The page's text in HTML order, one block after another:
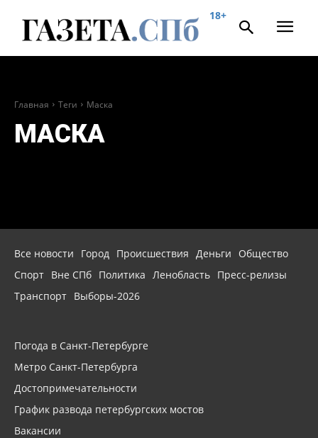
18+
Главная Теги Маска
МАСКА
Все новости Город Происшествия Деньги
Общество
Спорт Вне СПб Политика Ленобласть Пресс-релизы
Транспорт Выборы-2026
Погода в Санкт-Петербурге
Метро Санкт-Петербурга
Достопримечательности
График развода петербургских мостов
Вакансии